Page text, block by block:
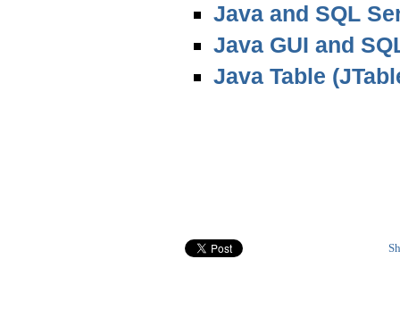
Java and SQL
Java GUI and
Java Table